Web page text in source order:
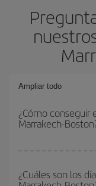
Ampliar todo
¿Cómo conseguir
Marrakech-
conseguir el vuelo
compras con
¿Cuáles son los